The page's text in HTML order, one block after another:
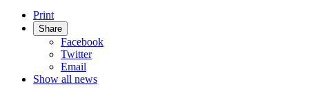
Print
Share
Facebook
Twitter
Email
Show all news